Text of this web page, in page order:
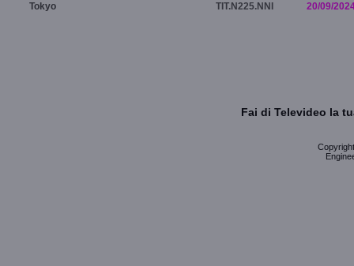
Tokyo
TIT.N225.NNI 20/09/
Fai di Televideo la